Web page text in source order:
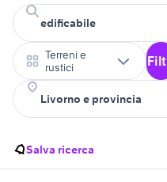
Terreni e
rustici
Salva ricerca